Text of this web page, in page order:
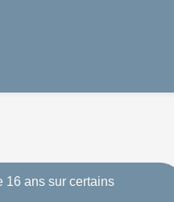
16 ans sur certains